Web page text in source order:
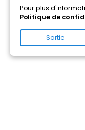
Pour plus
Politique de
Sortie